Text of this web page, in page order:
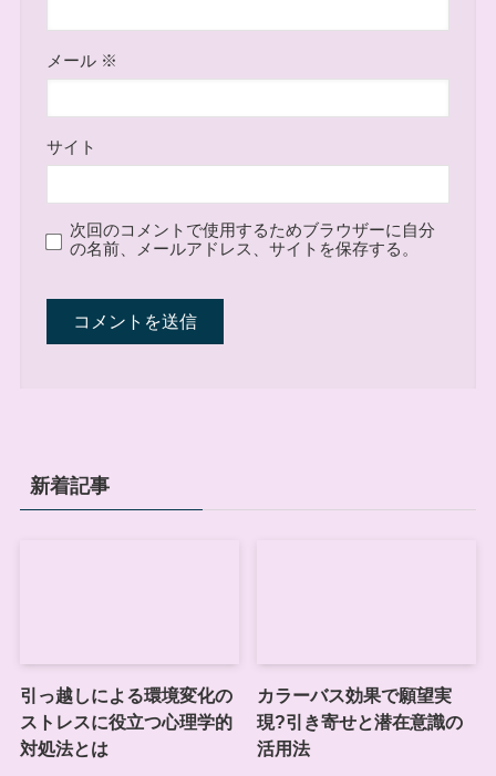
メール ※
サイト
次回のコメントで使用するためブラウザーに自分
の名前、メールアドレス、サイトを保存する。
新着記事
引っ越しによる環境変化の
ストレスに役立つ心理学的
対処法とは
カラーバス効果で願望実
現?引き寄せと潜在意識の
活用法